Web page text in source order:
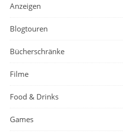
Anzeigen
Blogtouren
Bücherschränke
Filme
Food & Drinks
Games